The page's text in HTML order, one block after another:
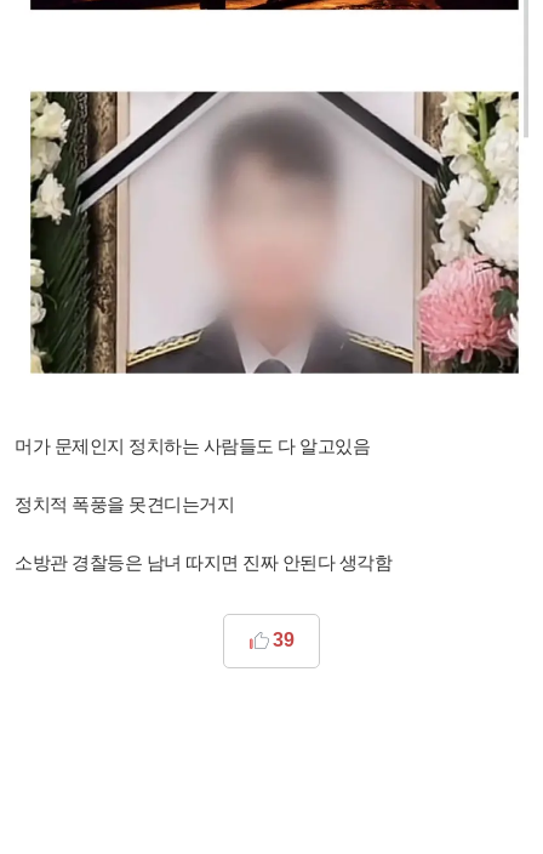
머가 문제인지 정치하는 사람들도 다 알고있음
정치적 폭풍을 못견디는거지
소방관 경찰등은 남녀 따지면 진짜 안된다 생각함
39